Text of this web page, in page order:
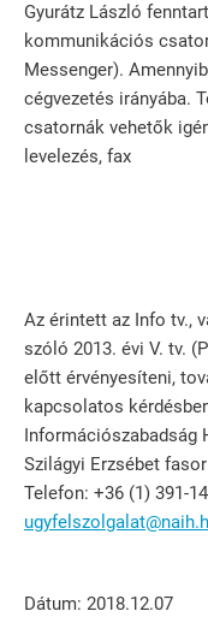
Gyurátz László
kommunikációs
Messenger).
cégvezetés irányába.
csatornák vehetők
levelezés, fax
Az érintett az Info tv.,
szóló 2013. évi V. tv.
előtt érvényesíteni,
kapcsolatos
Információszabadság
Szilágyi Erzsébet
Telefon: +36 (1) 391-
Dátum: 2018.12.07